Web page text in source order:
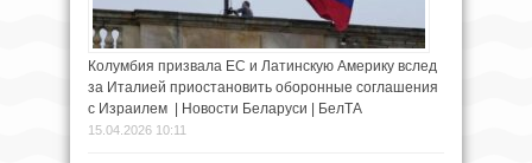
Колумбия призвала ЕС и Латинскую Америку вслед
за Италией приостановить оборонные соглашения
с Израилем | Новости Беларуси | БелТА
15.04.2026 10:11